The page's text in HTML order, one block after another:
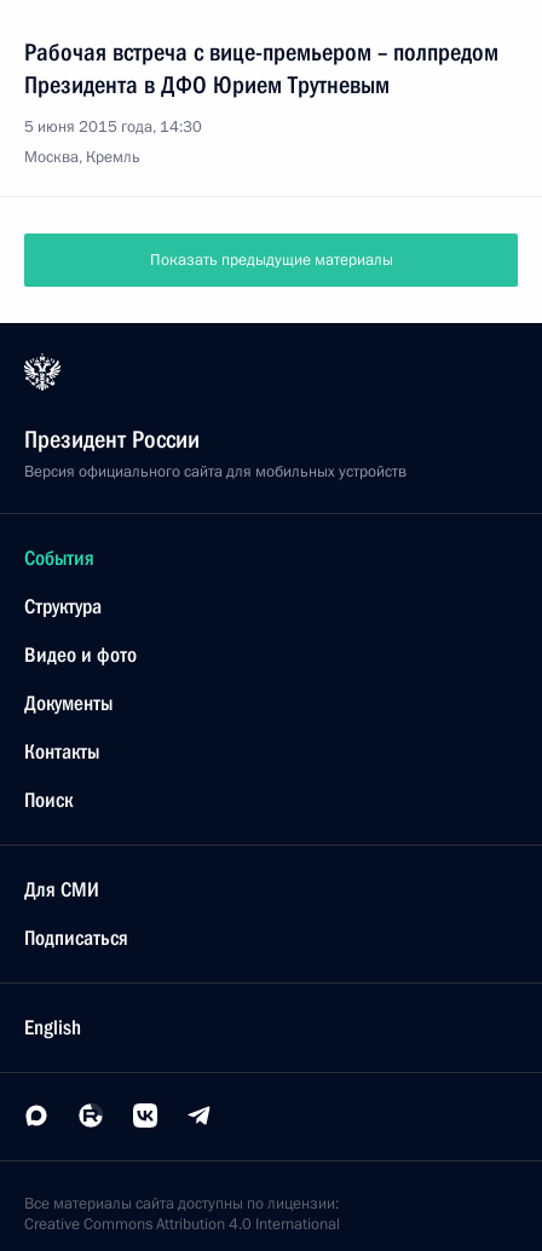
Рабочая встреча с вице-премьером – полпредом
Президента в ДФО Юрием Трутневым
5 июня 2015 года, 14:30
Москва, Кремль
Показать предыдущие материалы
Президент России
Версия официального сайта для мобильных устройств
События
Структура
Видео и фото
Документы
Контакты
Поиск
Для СМИ
Подписаться
English
Все материалы сайта доступны по лицензии:
Creative Commons Attribution 4.0 International